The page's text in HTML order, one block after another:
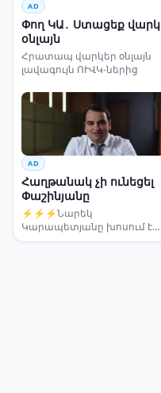
AD
Փող ԿԱ․ Ստացեք վարկ
օնլայն
Հրատապ վարկեր օնլայն
լավագույն ՈՒՎԿ-ներից
AD
Հաղթանակ չի ունեցել
Փաշինյանը
⚡⚡⚡Նարեկ
Կարապետյանը խոսում է
ընտրությունների մասին